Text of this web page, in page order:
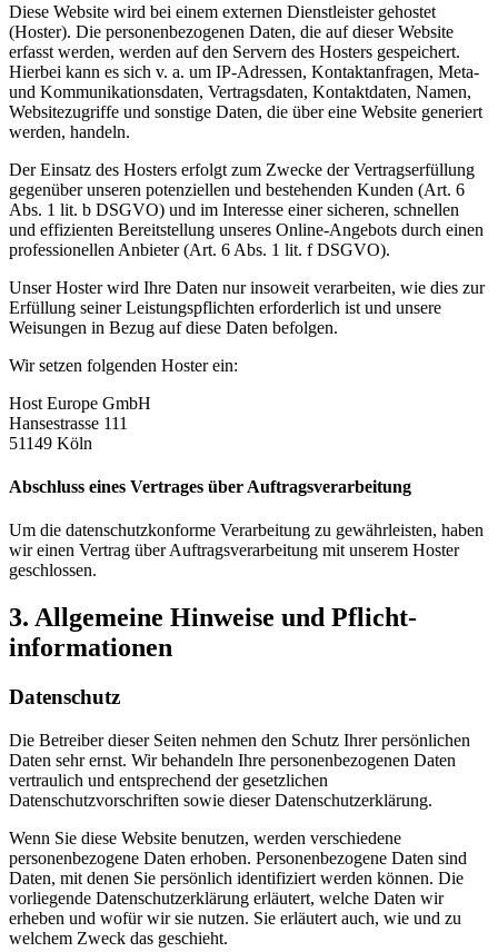
Diese Website wird bei einem externen Dienstleister gehostet
(Hoster). Die personenbezogenen Daten, die auf dieser Website
erfasst werden, werden auf den Servern des Hosters gespeichert.
Hierbei kann es sich v. a. um IP-Adressen, Kontaktanfragen, Meta-
und Kommunikationsdaten, Vertragsdaten, Kontaktdaten, Namen,
Websitezugriffe und sonstige Daten, die über eine Website generiert
werden, handeln.
Der Einsatz des Hosters erfolgt zum Zwecke der Vertragserfüllung
gegenüber unseren potenziellen und bestehenden Kunden (Art. 6
Abs. 1 lit. b DSGVO) und im Interesse einer sicheren, schnellen
und effizienten Bereitstellung unseres Online-Angebots durch einen
professionellen Anbieter (Art. 6 Abs. 1 lit. f DSGVO).
Unser Hoster wird Ihre Daten nur insoweit verarbeiten, wie dies zur
Erfüllung seiner Leistungspflichten erforderlich ist und unsere
Weisungen in Bezug auf diese Daten befolgen.
Wir setzen folgenden Hoster ein:
Host Europe GmbH
Hansestrasse 111
51149 Köln
Abschluss eines Vertrages über Auftragsverarbeitung
Um die datenschutzkonforme Verarbeitung zu gewährleisten, haben
wir einen Vertrag über Auftragsverarbeitung mit unserem Hoster
geschlossen.
3. Allgemeine Hinweise und Pflicht­
informationen
Datenschutz
Die Betreiber dieser Seiten nehmen den Schutz Ihrer persönlichen
Daten sehr ernst. Wir behandeln Ihre personenbezogenen Daten
vertraulich und entsprechend der gesetzlichen
Datenschutzvorschriften sowie dieser Datenschutzerklärung.
Wenn Sie diese Website benutzen, werden verschiedene
personenbezogene Daten erhoben. Personenbezogene Daten sind
Daten, mit denen Sie persönlich identifiziert werden können. Die
vorliegende Datenschutzerklärung erläutert, welche Daten wir
erheben und wofür wir sie nutzen. Sie erläutert auch, wie und zu
welchem Zweck das geschieht.